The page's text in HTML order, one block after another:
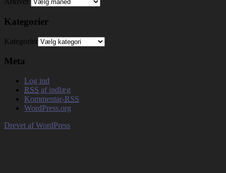
Kategorier
Kategorier
Meta
Log ind
RSS af indlæg
Kommentar-RSS
WordPress.org
Drevet af WordPress